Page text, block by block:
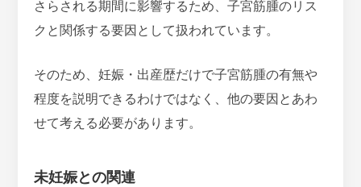
さらされる期間に影響するため、子宮筋腫のリス
クと関係する要因として扱われています。
そのため、妊娠・出産歴だけで子宮筋腫の有無や
程度を説明できるわけではなく、他の要因とあわ
せて考える必要があります。
未妊娠との関連